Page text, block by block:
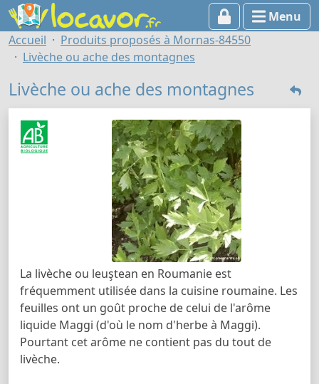
Menu
Accueil
Produits proposés à Mornas-84550
Livèche ou ache des montagnes
Livèche ou ache des montagnes
La livèche ou leuştean en Roumanie est
fréquemment utilisée dans la cuisine roumaine. Les
feuilles ont un goût proche de celui de l'arôme
liquide Maggi (d'où le nom d'herbe à Maggi).
Pourtant cet arôme ne contient pas du tout de
livèche.